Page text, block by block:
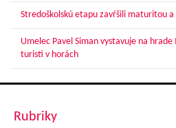
Stredoškolskú etapu zavŕšili maturitou
Umelec Pavel Siman vystavuje na
turisti v horách
Rubriky